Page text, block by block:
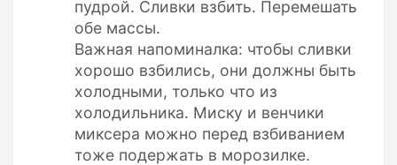
пудрой. Сливки взбить. Перемешать
обе массы.
Важная напоминалка: чтобы сливки
хорошо взбились, они должны быть
холодными, только что из
холодильника. Миску и венчики
миксера можно перед взбиванием
тоже подержать в морозилке.